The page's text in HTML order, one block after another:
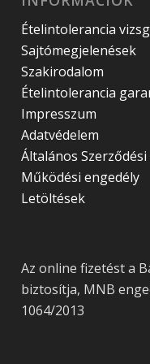
Ételintolerancia
Sajtómegjelenések
Szakirodalom
Ételintolerancia
Impresszum
Adatvédelem
Általános
Működési engedély
Letöltések
Az online fizetést a
biztosítja, MNB
1064/2013